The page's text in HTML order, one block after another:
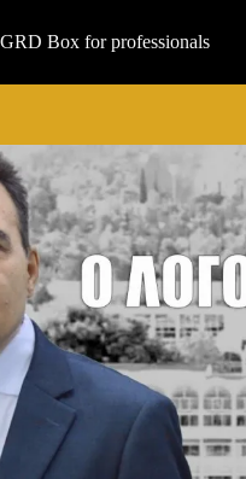
στο
περιεχόμενο
GRD Box for professionals